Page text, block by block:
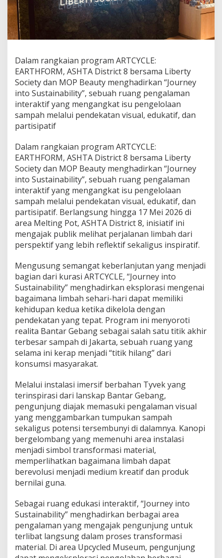
a
b
i
y
H
a
d
i
r
i
T
C
C
L
E
A
S
H
T
A
D
s
t
r
i
c
t
,
A
j
a
b
l
k
M
e
l
i
h
t
t
e
n
s
i
B
Dalam rangkaian program ARTCYCLE:
EARTHFORM, ASHTA District 8 bersama Liberty
Society dan MOP Beauty menghadirkan “Journey
into Sustainability”, sebuah ruang pengalaman
interaktif yang mengangkat isu pengelolaan
sampah melalui pendekatan visual, edukatif, dan
partisipatif
Dalam rangkaian program ARTCYCLE:
EARTHFORM, ASHTA District 8 bersama Liberty
Society dan MOP Beauty menghadirkan “Journey
into Sustainability”, sebuah ruang pengalaman
interaktif yang mengangkat isu pengelolaan
sampah melalui pendekatan visual, edukatif, dan
partisipatif. Berlangsung hingga 17 Mei 2026 di
area Melting Pot, ASHTA District 8, inisiatif ini
mengajak publik melihat perjalanan limbah dari
perspektif yang lebih reflektif sekaligus inspiratif.
Mengusung semangat keberlanjutan yang menjadi
bagian dari kurasi ARTCYCLE, “Journey into
Sustainability” menghadirkan eksplorasi mengenai
bagaimana limbah sehari-hari dapat memiliki
kehidupan kedua ketika dikelola dengan
pendekatan yang tepat. Program ini menyoroti
realita Bantar Gebang sebagai salah satu titik akhir
terbesar sampah di Jakarta, sebuah ruang yang
selama ini kerap menjadi “titik hilang” dari
konsumsi masyarakat.
Melalui instalasi imersif berbahan Tyvek yang
terinspirasi dari lanskap Bantar Gebang,
pengunjung diajak memasuki pengalaman visual
yang menggambarkan tumpukan sampah
sekaligus potensi tersembunyi di dalamnya. Kanopi
bergelombang yang memenuhi area instalasi
menjadi simbol transformasi material,
memperlihatkan bagaimana limbah dapat
berevolusi menjadi medium kreatif dan produk
bernilai guna.
Sebagai ruang edukasi interaktif, “Journey into
Sustainability” menghadirkan berbagai area
pengalaman yang mengajak pengunjung untuk
terlibat langsung dalam proses transformasi
material. Di area Upcycled Museum, pengunjung